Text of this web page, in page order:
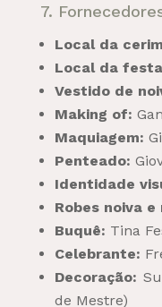
7.
Local da
Local da
Vestido de
Making of:
Maquiagem:
Penteado:
Identidade
Robes noiva
Buquê: Tina
Celebrante:
Decoração:
de Mestre)